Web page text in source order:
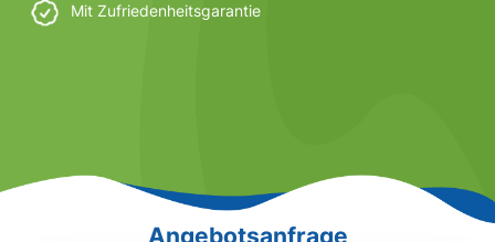
Mit Zufriedenheitsgarantie